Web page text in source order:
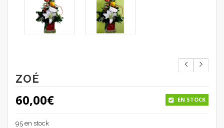
ZOÉ
60,00€ EN STOCK
95 en stock